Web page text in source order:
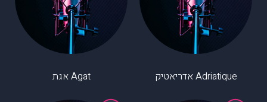
Adriatique אדריאטיק Agat אגת